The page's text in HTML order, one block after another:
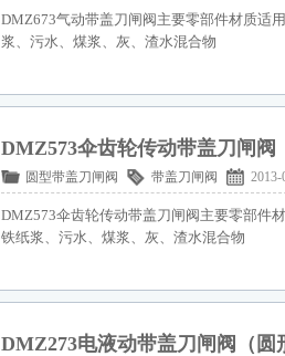
DMZ673气动带盖刀闸阀主要零部件材质适
浆、污水、煤浆、灰、渣水混合物
DMZ573伞齿轮传动带盖刀闸阀
圆型带盖刀闸阀 带盖刀闸阀 2013-
DMZ573伞齿轮传动带盖刀闸阀主要零部件
铁纸浆、污水、煤浆、灰、渣水混合物
DMZ273电液动带盖刀闸阀（圆